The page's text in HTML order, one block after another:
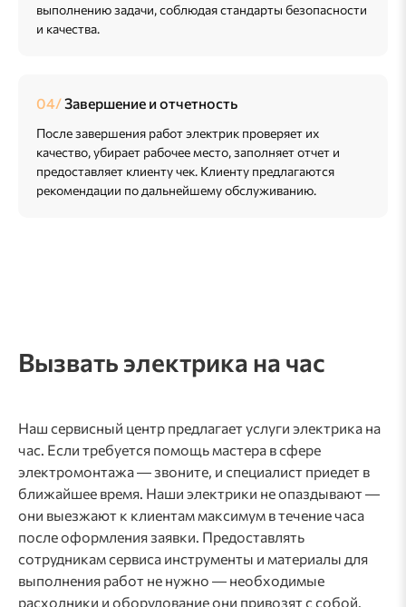
выполнению задачи, соблюдая стандарты безопасности
и качества.
Завершение и отчетность
После завершения работ электрик проверяет их
качество, убирает рабочее место, заполняет отчет и
предоставляет клиенту чек. Клиенту предлагаются
рекомендации по дальнейшему обслуживанию.
Вызвать электрика на час
Наш сервисный центр предлагает услуги электрика на
час. Если требуется помощь мастера в сфере
электромонтажа ― звоните, и специалист приедет в
ближайшее время. Наши электрики не опаздывают ―
они выезжают к клиентам максимум в течение часа
после оформления заявки. Предоставлять
сотрудникам сервиса инструменты и материалы для
выполнения работ не нужно ― необходимые
расходники и оборудование они привозят с собой.